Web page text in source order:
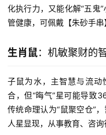
化执行力，又能化解“五鬼
管健康，可佩戴【朱砂手串
生肖鼠：机敏聚财的
子鼠为水，主智慧与流动
合，但“晦气”星可能导致
传统命理认为“鼠聚空仓”
人星显现，从事教育、咨询